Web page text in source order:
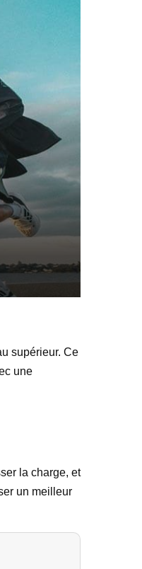
supérieur. Ce
une
la charge, et
un meilleur